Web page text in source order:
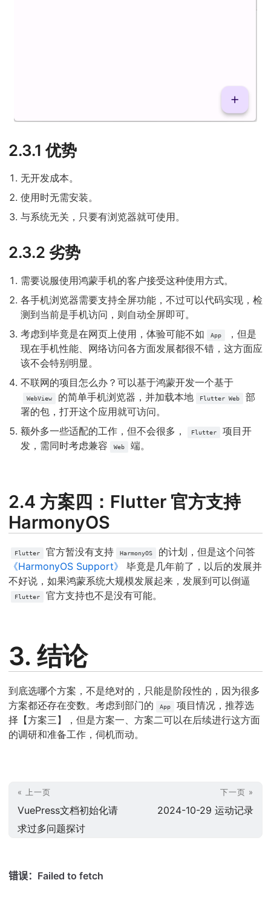
2.3.1 优势
无开发成本。
使用时无需安装。
与系统无关，只要有浏览器就可使用。
2.3.2 劣势
需要说服使用鸿蒙手机的客户接受这种使用方式。
各手机浏览器需要支持全屏功能，不过可以代码实现，检
测到当前是手机访问，则自动全屏即可。
考虑到毕竟是在网页上使用，体验可能不如
App
，但是
现在手机性能、网络访问各方面发展都很不错，这方面应
该不会特别明显。
不联网的项目怎么办？可以基于鸿蒙开发一个基于
WebView 的简单手机浏览器，并加载本地 Flutter Web
部
署的包，打开这个应用就可访问。
额外多一些适配的工作，但不会很多，
Flutter
项目开
发，需同时考虑兼容
Web 端。
2.4 方案四：Flutter 官方支持
HarmonyOS
Flutter 官方暂没有支持 HarmonyOS
的计划，但是这个问答
《HarmonyOS Support》
毕竟是几年前了，以后的发展并
不好说，如果鸿蒙系统大规模发展起来，发展到可以倒逼
Flutter 官方支持也不是没有可能。
3. 结论
到底选哪个方案，不是绝对的，只能是阶段性的，因为很多
方案都还存在变数。考虑到部门的
App
项目情况，推荐选
择【方案三】，但是方案一、方案二可以在后续进行这方面
的调研和准备工作，伺机而动。
« 上一页
VuePress文档初始化请
求过多问题探讨
下一页 »
2024-10-29 运动记录